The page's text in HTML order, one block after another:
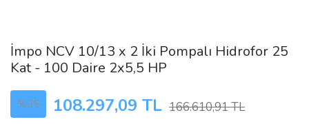
İmpo NCV 10/13 x 2 İki Pompalı Hidrofor 25
Kat - 100 Daire 2x5,5 HP
%35 108.297,09 TL 166.610,91 TL